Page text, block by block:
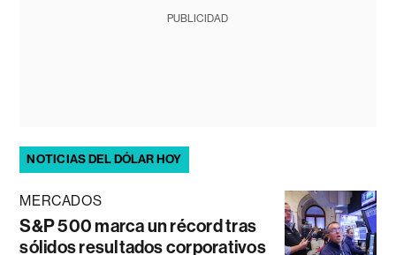
PUBLICIDAD
NOTICIAS DEL DÓLAR HOY
MERCADOS
S&P 500 marca un récord tras
sólidos resultados corporativos